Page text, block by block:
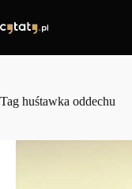
treści
Tag huśtawka oddechu